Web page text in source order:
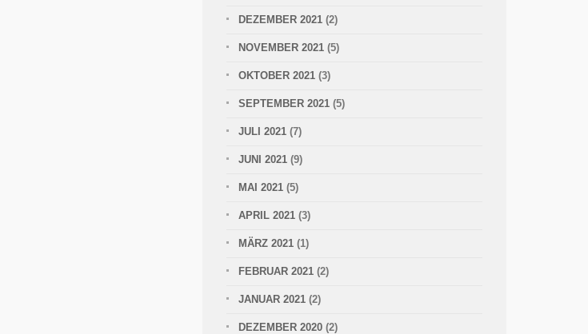
DEZEMBER 2021 (2)
NOVEMBER 2021 (5)
OKTOBER 2021 (3)
SEPTEMBER 2021 (5)
JULI 2021 (7)
JUNI 2021 (9)
MAI 2021 (5)
APRIL 2021 (3)
MÄRZ 2021 (1)
FEBRUAR 2021 (2)
JANUAR 2021 (2)
DEZEMBER 2020 (2)